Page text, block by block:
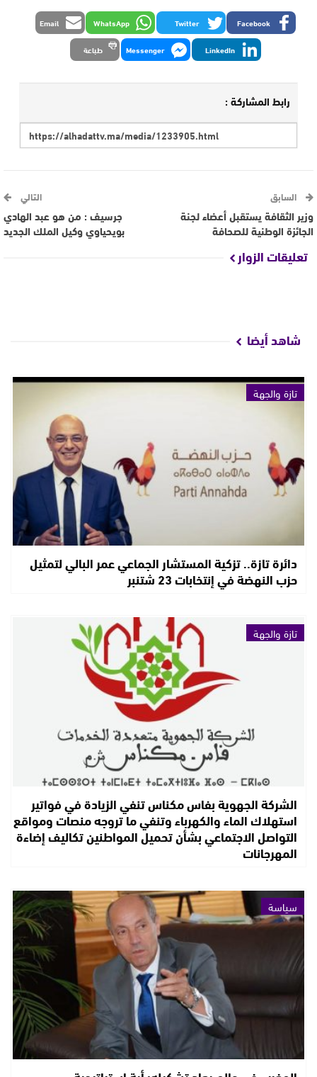
Facebook
Twitter
WhatsApp
Email
LinkedIn
Messenger طباعة
رابط المشاركة :
السابق
وزير الثقافة يستقبل أعضاء لجنة
الجائزة الوطنية للصحافة
التالي
جرسيف : من هو عبد الهادي
بويحياوي وكيل الملك الجديد
تعليقات الزوار
شاهد أيضا
تازة والجهة
دائرة تازة.. تزكية المستشار الجماعي عمر البالي لتمثيل
حزب النهضة في إنتخابات 23 شتنبر
تازة والجهة
الشركة الجهوية بفاس مكناس تنفي الزيادة في فواتير
استهلاك الماء والكهرباء وتنفي ما تروجه منصات ومواقع
التواصل الاجتماعي بشأن تحميل المواطنين تكاليف إضاءة
المهرجانات
سياسة